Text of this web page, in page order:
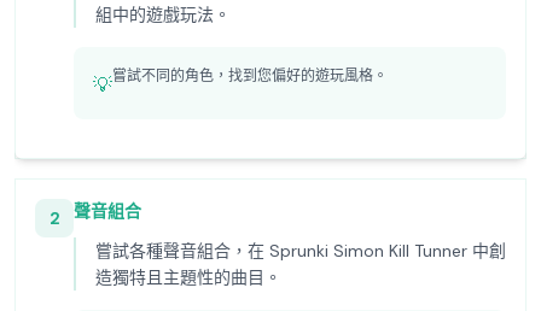
組中的遊戲玩法。
💡嘗試不同的角色，找到您偏好的遊玩風格。
2
聲音組合
嘗試各種聲音組合，在 Sprunki Simon Kill Tunner 中創
造獨特且主題性的曲目。